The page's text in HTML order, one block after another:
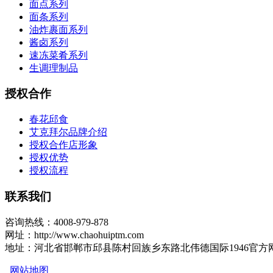
面点系列
面条系列
油炸裹面系列
酱卤系列
速冻菜肴系列
生调理制品
授权合作
春花邱食
艾克拜尔品牌介绍
授权合作店形象
授权优势
授权流程
联系我们
咨询热线：4008-979-878
网址：http://www.chaohuiptm.com
地址：河北省邯郸市邱县陈村回族乡东路北伟德国际1946官方
网站地图